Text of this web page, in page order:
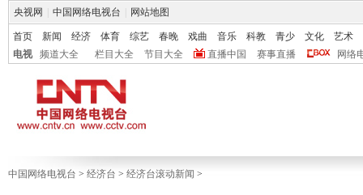
央视网 中国网络电视台 网站地图
首页 新闻 经济 体育 综艺 春晚 戏曲 音乐 科教 青少 文化
艺术
电视
频道大全 栏目大全 节目大全 直播中国 赛事直播 网络
中国网络电视台 > 经济台 > 经济台滚动新闻 >